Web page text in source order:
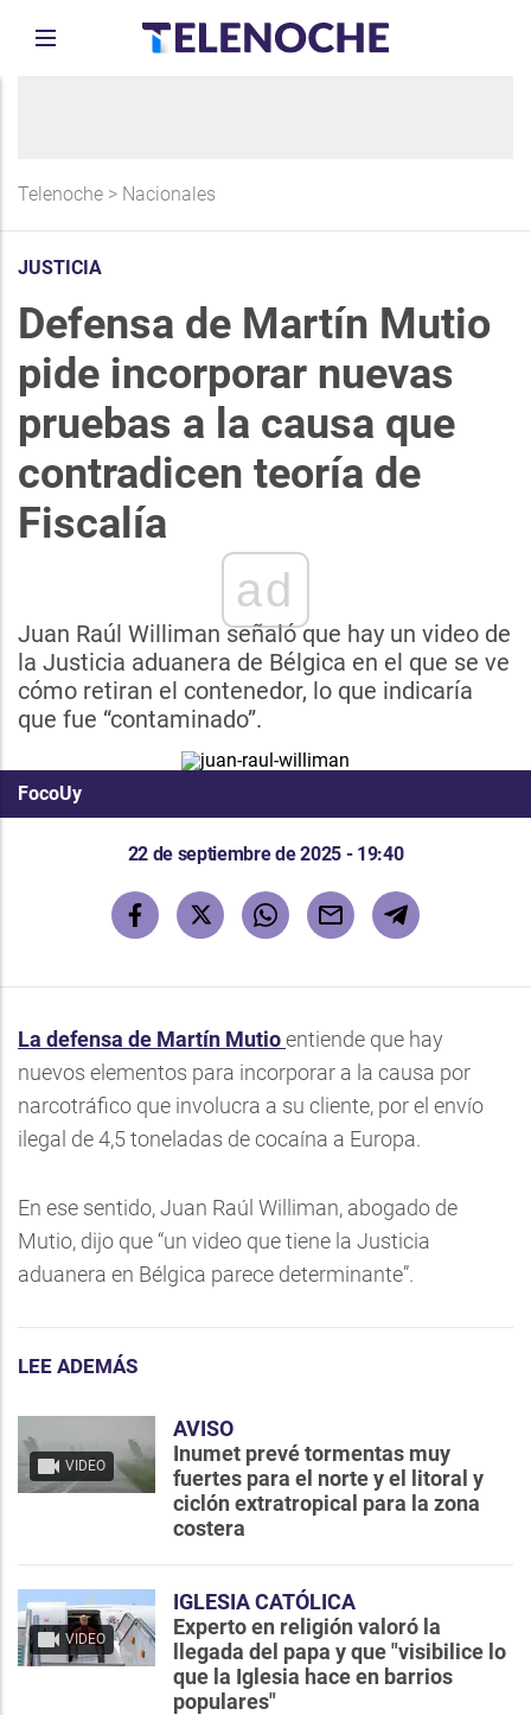
Telenoche > Nacionales
JUSTICIA
Defensa de Martín Mutio
pide incorporar nuevas
pruebas a la causa que
contradicen teoría de
Fiscalía
ad
Juan Raúl Williman señaló que hay un video de
la Justicia aduanera de Bélgica en el que se ve
cómo retiran el contenedor, lo que indicaría
que fue “contaminado”.
FocoUy
22 de septiembre de 2025 - 19:40
La defensa de Martín Mutioentiende que hay
nuevos elementos para incorporar a la causa por
narcotráfico que involucra a su cliente, por el envío
ilegal de 4,5 toneladas de cocaína a Europa.
En ese sentido, Juan Raúl Williman, abogado de
Mutio, dijo que “un video que tiene la Justicia
aduanera en Bélgica parece determinante”.
LEE ADEMÁS
VIDEO
AVISO
Inumet prevé tormentas muy
fuertes para el norte y el litoral y
ciclón extratropical para la zona
costera
VIDEO
IGLESIA CATÓLICA
Experto en religión valoró la
llegada del papa y que "visibilice lo
que la Iglesia hace en barrios
populares"